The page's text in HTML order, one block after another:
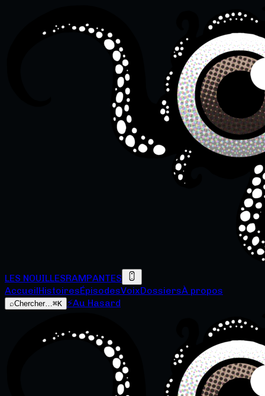
LES NOUILLESRAMPANTES
AccueilHistoiresÉpisodesVoixDossiersÀ propos
⌕Chercher…⌘K ⚡Au Hasard